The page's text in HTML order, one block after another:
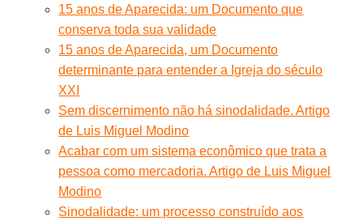
15 anos de Aparecida: um Documento que
conserva toda sua validade
15 anos de Aparecida, um Documento
determinante para entender a Igreja do século
XXI
Sem discernimento não há sinodalidade. Artigo
de Luis Miguel Modino
Acabar com um sistema econômico que trata a
pessoa como mercadoria. Artigo de Luis Miguel
Modino
Sinodalidade: um processo construído aos